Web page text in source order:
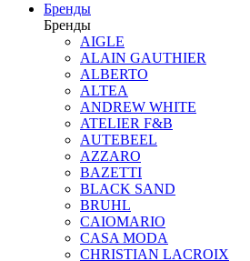
Бренды
Бренды
AIGLE
ALAIN GAUTHIER
ALBERTO
ALTEA
ANDREW WHITE
ATELIER F&B
AUTEBEEL
AZZARO
BAZETTI
BLACK SAND
BRUHL
CAIOMARIO
CASA MODA
CHRISTIAN LACROIX